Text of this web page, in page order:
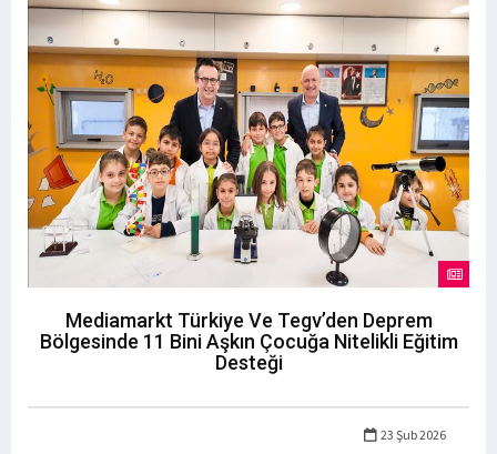
Mediamarkt Türkiye Ve Tegv’den Deprem
Bölgesinde 11 Bini Aşkın Çocuğa Nitelikli Eğitim
Desteği
23 Şub 2026